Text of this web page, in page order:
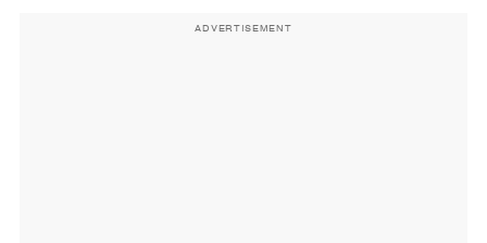
ADVERTISEMENT